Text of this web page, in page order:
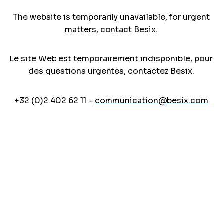
The website is temporarily unavailable, for urgent
matters, contact Besix.
Le site Web est temporairement indisponible, pour
des questions urgentes, contactez Besix.
+32 (0)2 402 62 11 - communication@besix.com